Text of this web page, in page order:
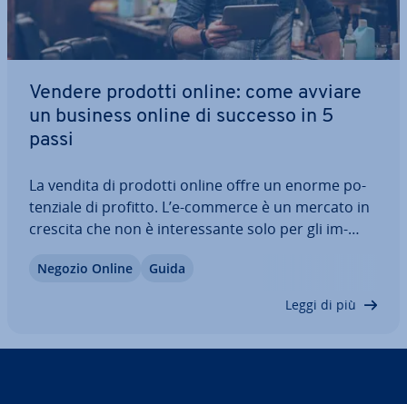
Vendere prodotti online: come avviare
un business online di successo in 5
passi
La vendita di prodotti online offre un enorme po­
ten­zia­le di profitto. L’e-commerce è un mercato in
crescita che non è in­te­res­san­te solo per gli im­
fisici è van­tag­gio­sa so­prat­tut­to per chi è nuovo nel
Negozio Online Guida
Leggi di più